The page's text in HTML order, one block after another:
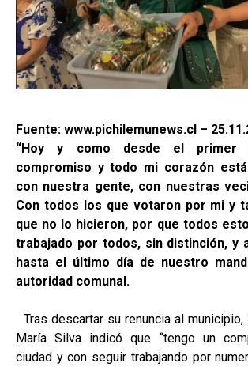
Fuente: www.pichilemunews.cl –
“Hoy y como desde el primer
compromiso y todo mi corazón
con nuestra gente, con nuestras
Con todos los que votaron por mi y
que no lo hicieron, por que todos
trabajado por todos, sin distinción, y
hasta el último día de nuestro
autoridad comunal.
Tras descartar su renuncia al
María Silva indicó que “tengo un
ciudad y con seguir trabajando por